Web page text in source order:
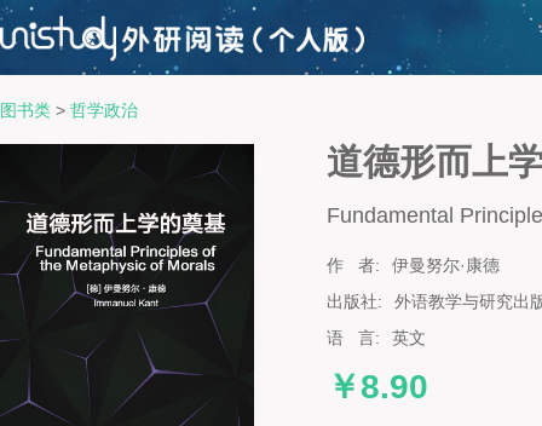
图书类 > 哲学政治
道德形而上
Fundamental
作 者:
伊曼努尔·康德
出版社:
外语教学与研究出
语 言:
英文
￥8.90